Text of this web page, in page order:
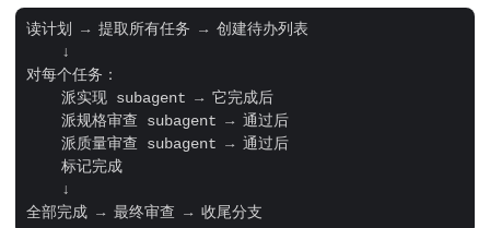
读计划 → 提取所有任务 → 创建待办列表
    ↓
对每个任务：
    派实现 subagent → 它完成后
    派规格审查 subagent → 通过后
    派质量审查 subagent → 通过后
    标记完成
    ↓